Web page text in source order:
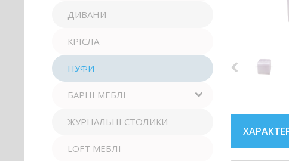
ДИВАНИ
КРІСЛА
ПУФИ
БАРНІ МЕБЛІ
ЖУРНАЛЬНІ СТОЛИКИ
LOFT МЕБЛІ